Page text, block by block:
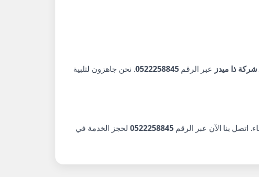
شركة ذا ميدز عبر الرقم 0522258845. نحن جاهزون لتلبية
اتصل بنا الآن عبر الرقم 0522258845 لحجز الخدمة في